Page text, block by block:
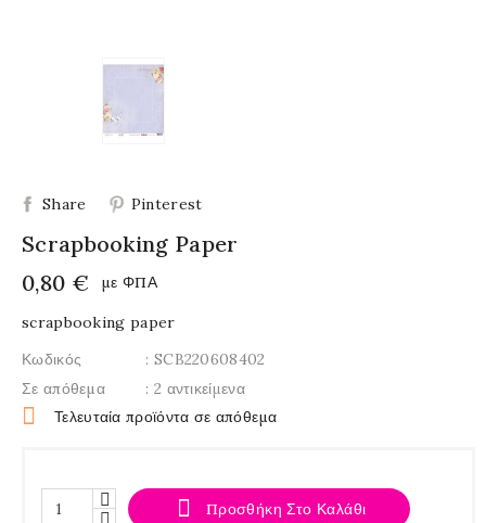
Share Pinterest
Scrapbooking Paper
0,80 €
με ΦΠΑ
scrapbooking paper
Κωδικός
: SCB220608402
Σε απόθεμα
: 2 αντικείμενα
 Τελευταία προϊόντα σε απόθεμα
 Προσθήκη Στο Καλάθι